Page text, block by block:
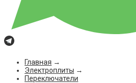
Главная →
Электроплиты →
Переключатели